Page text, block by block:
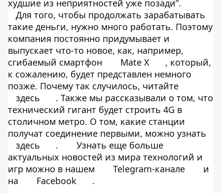
худшие из неприятностей уже позади”.
Для того, чтобы продолжать зарабатывать
такие деньги, нужно много работать. Поэтому
компания постоянно придумывает и
выпускает что-то новое, как, например,
сгибаемый смартфон
Mate X
, который,
к сожалению, будет представлен немного
позже. Почему так случилось, читайте
здесь
. Также мы рассказывали о том, что
технический гигант будет строить 4G в
столичном метро. О том, какие станции
получат соединение первыми, можно узнать
здесь
.
Узнать еще больше
актуальных новостей из мира технологий и
игр можно в нашем
Telegram-канале
и
на
Facebook .